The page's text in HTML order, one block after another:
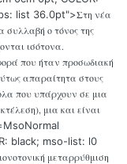
list 36.0pt">Στη νέα
συλλαβή ο τόνος της
ισότονα.
που ήταν προσωδιακή
απαραίτητα στους
που υπάρχουν σε μια
μια και είναι
black; mso-list: l0
μεταρρύθμιση